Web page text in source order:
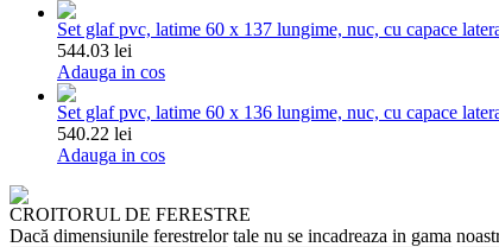
Set glaf pvc, latime 60 x 137 lungime, nuc, cu capace
544.03 lei
Adauga in cos
Set glaf pvc, latime 60 x 136 lungime, nuc, cu capace
540.22 lei
Adauga in cos
CROITORUL DE FERESTRE
Dacă dimensiunile ferestrelor tale nu se incadreaza in gama